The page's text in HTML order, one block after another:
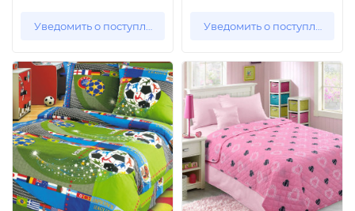
Уведомить о поступлении Уведомить о поступлении